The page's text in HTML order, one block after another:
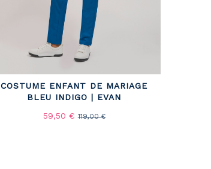
COSTUME ENFANT DE MARIAGE
BLEU INDIGO | EVAN
59,50 €119,00 €